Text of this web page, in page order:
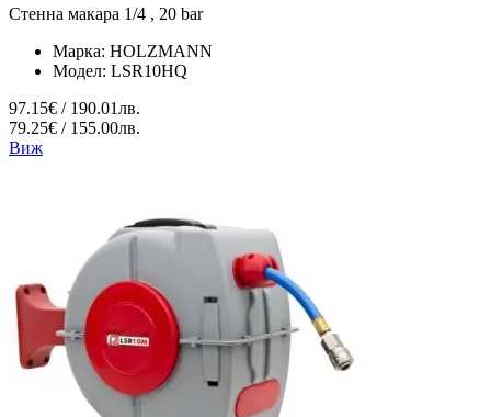
Стенна макара 1/4 , 20 bar
Марка: HOLZMANN
Модел: LSR10HQ
97.15€ / 190.01лв.
79.25€ / 155.00лв.
Виж